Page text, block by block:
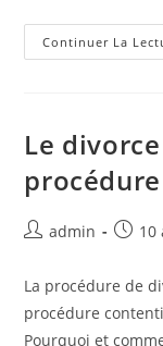
Continuer La
Le
admin 10
La procédure de
procédure
Pourquoi et